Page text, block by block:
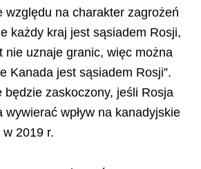
względu na charakter zagrożeń
każdy kraj jest sąsiadem Rosji,
nie uznaje granic, więc można
Kanada jest sąsiadem Rosji”.
będzie zaskoczony, jeśli Rosja
wywierać wpływ na kanadyjskie
2019 r.